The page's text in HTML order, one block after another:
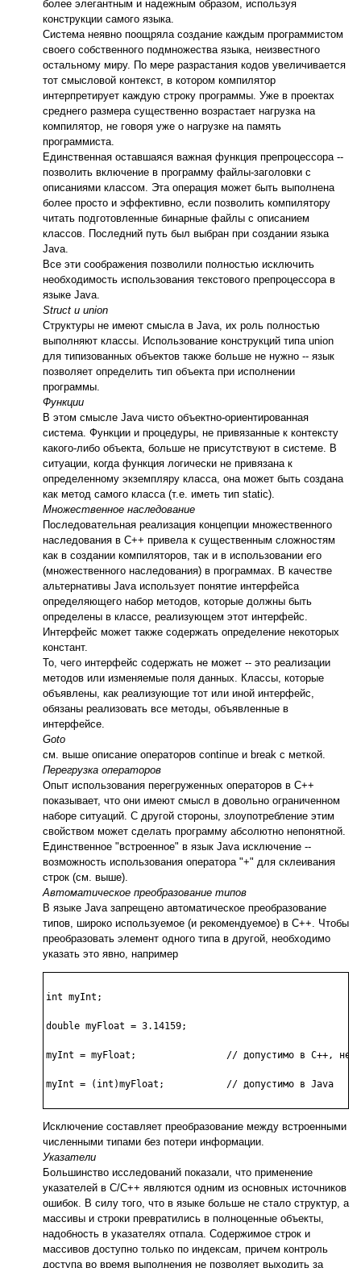
более элегантным и надежным образом, используя
конструкции самого языка.
Система неявно поощряла создание каждым программистом
своего собственного подмножества языка, неизвестного
остальному миру. По мере разрастания кодов увеличивается
тот смысловой контекст, в котором компилятор
интерпретирует каждую строку программы. Уже в проектах
среднего размера существенно возрастает нагрузка на
компилятор, не говоря уже о нагрузке на память
программиста.
Единственная оставшаяся важная функция препроцессора --
позволить включение в программу файлы-заголовки с
описаниями классом. Эта операция может быть выполнена
более просто и эффективно, если позволить компилятору
читать подготовленные бинарные файлы с описанием
классов. Последний путь был выбран при создании языка
Java.
Все эти соображения позволили полностью исключить
необходимость использования текстового препроцессора в
языке Java.
Struct и union
Структуры не имеют смысла в Java, их роль полностью
выполняют классы. Использование конструкций типа union
для типизованных объектов также больше не нужно -- язык
позволяет определить тип объекта при исполнении
программы.
Функции
В этом смысле Java чисто объектно-ориентированная
система. Функции и процедуры, не привязанные к контексту
какого-либо объекта, больше не присутствуют в системе. В
ситуации, когда функция логически не привязана к
определенному экземпляру класса, она может быть создана
как метод самого класса (т.е. иметь тип static).
Множественное наследование
Последовательная реализация концепции множественного
наследования в С++ привела к существенным сложностям
как в создании компиляторов, так и в использовании его
(множественного наследования) в программах. В качестве
альтернативы Java использует понятие интерфейса
определяющего набор методов, которые должны быть
определены в классе, реализующем этот интерфейс.
Интерфейс может также содержать определение некоторых
констант.
То, чего интерфейс содержать не может -- это реализации
методов или изменяемые поля данных. Классы, которые
объявлены, как реализующие тот или иной интерфейс,
обязаны реализовать все методы, объявленные в
интерфейсе.
Goto
см. выше описание операторов continue и break с меткой.
Перегрузка операторов
Опыт использования перегруженных операторов в С++
показывает, что они имеют смысл в довольно ограниченном
наборе ситуаций. С другой стороны, злоупотребление этим
свойством может сделать программу абсолютно непонятной.
Единственное "встроенное" в язык Java исключение --
возможность использования оператора "+" для склеивания
строк (см. выше).
Автоматическое преобразование типов
В языке Java запрещено автоматическое преобразование
типов, широко используемое (и рекомендуемое) в С++. Чтобы
преобразовать элемент одного типа в другой, необходимо
указать это явно, например
int myInt;
double myFloat = 3.14159;
myInt = myFloat;		// допустимо в С++, недопустимо в Java
myInt = (int)myFloat;		// допустимо в Java
Исключение составляет преобразование между встроенными
численными типами без потери информации.
Указатели
Большинство исследований показали, что применение
указателей в С/С++ являются одним из основных источников
ошибок. В силу того, что в языке больше не стало структур, а
массивы и строки превратились в полноценные объекты,
надобность в указателях отпала. Содержимое строк и
массивов доступно только по индексам, причем контроль
доступа во время выполнения не позволяет выходить за